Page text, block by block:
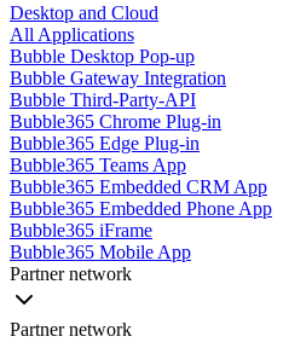
Desktop and Cloud
All Applications
Bubble Desktop Pop-up
Bubble Gateway Integration
Bubble Third-Party-API
Bubble365 Chrome Plug-in
Bubble365 Edge Plug-in
Bubble365 Teams App
Bubble365 Embedded CRM App
Bubble365 Embedded Phone App
Bubble365 iFrame
Bubble365 Mobile App
Partner network
Partner network